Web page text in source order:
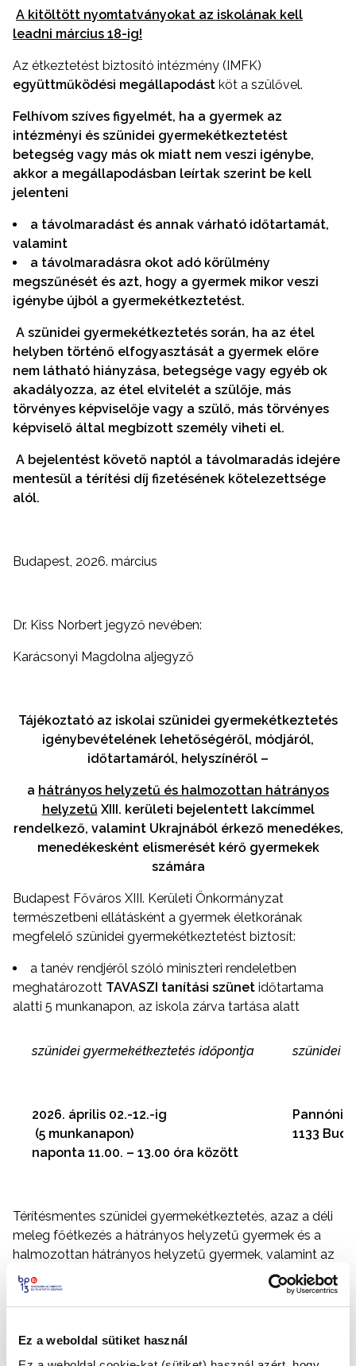
Ez a weboldal sütiket használ
A kitöltött nyomtatványokat az iskolának kell
leadni március 18-ig!
Az étkeztetést biztosító intézmény (IMFK)
együttműködési megállapodást köt a szülővel.
Felhívom szíves figyelmét, ha a gyermek az
intézményi és szünidei gyermekétkeztetést
betegség vagy más ok miatt nem veszi igénybe,
akkor a megállapodásban leírtak szerint be kell
jelenteni
a távolmaradást és annak várható időtartamát,
valamint
a távolmaradásra okot adó körülmény
megszűnését és azt, hogy a gyermek mikor veszi
igénybe újból a gyermekétkeztetést.
A szünidei gyermekétkeztetés során, ha az étel
helyben történő elfogyasztását a gyermek előre
nem látható hiányzása, betegsége vagy egyéb ok
akadályozza, az étel elvitelét a szülője, más
törvényes képviselője vagy a szülő, más törvényes
képviselő által megbízott személy viheti el.
A bejelentést követő naptól a távolmaradás idejére
mentesül a térítési díj fizetésének kötelezettsége
alól.
Budapest, 2026. március
Dr. Kiss Norbert jegyző nevében:
Karácsonyi Magdolna aljegyző
Tájékoztató az iskolai szünidei gyermekétkeztetés
igénybevételének lehetőségéről, módjáról,
időtartamáról, helyszínéről –
a hátrányos helyzetű és halmozottan hátrányos
helyzetű XIII. kerületi bejelentett lakcímmel
rendelkező, valamint Ukrajnából érkező menedékes,
menedékesként elismerését kérő gyermekek
számára
Budapest Főváros XIII. Kerületi Önkormányzat
természetbeni ellátásként a gyermek életkorának
megfelelő szünidei gyermekétkeztetést biztosít:
a tanév rendjéről szóló miniszteri rendeletben
meghatározott TAVASZI tanítási szünet időtartama
alatti 5 munkanapon, az iskola zárva tartása alatt
szünidei gyermekétkeztetés időpontja szünidei
2026. április 02.-12.-ig
(5 munkanapon)
naponta 11.00. – 13.00 óra között
1133
Térítésmentes szünidei gyermekétkeztetés, azaz a déli
meleg főétkezés a hátrányos helyzetű gyermek és a
halmozottan hátrányos helyzetű gyermek, valamint az
Ukrajnából érkező menedékes, menedékesként
elismerését kérő gyermek szülője, törvényes képviselője
kérelme alapján igényelhető. Amennyiben a gyermek az
számára a tízórait és az uzsonnát is biztosítja az ügyelet